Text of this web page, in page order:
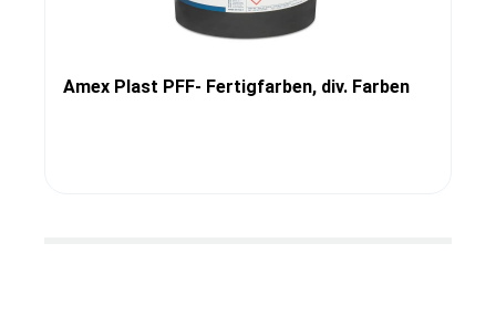
Amex Plast PFF- Fertigfarben, div. Farben